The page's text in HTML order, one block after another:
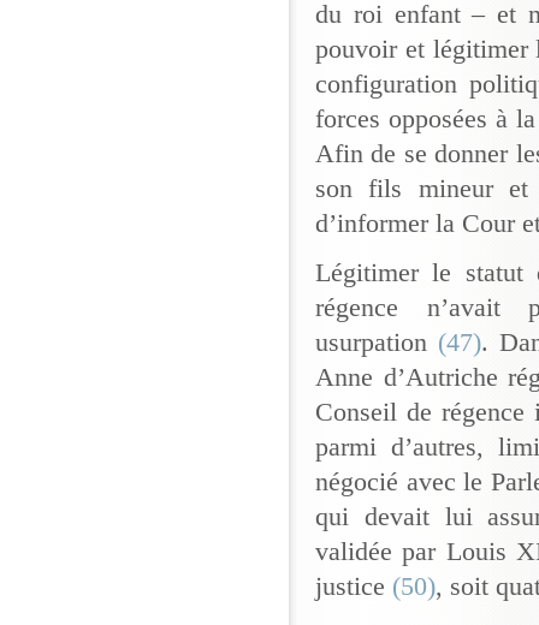
du roi enfant – et
pouvoir et légitimer
configuration
forces opposées à
Afin de se donner
son fils mineur et
d’informer la Cour
Légitimer le statut
régence n’avait
usurpation (47).
Anne d’Autriche
Conseil de régence
parmi d’autres,
négocié avec le
qui devait lui
validée par Louis
justice (50), soit